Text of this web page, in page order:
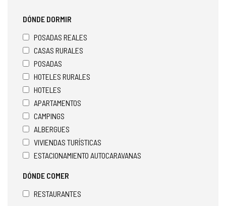
DÓNDE DORMIR
POSADAS REALES
CASAS RURALES
POSADAS
HOTELES RURALES
HOTELES
APARTAMENTOS
CAMPINGS
ALBERGUES
VIVIENDAS TURÍSTICAS
ESTACIONAMIENTO AUTOCARAVANAS
DÓNDE COMER
RESTAURANTES